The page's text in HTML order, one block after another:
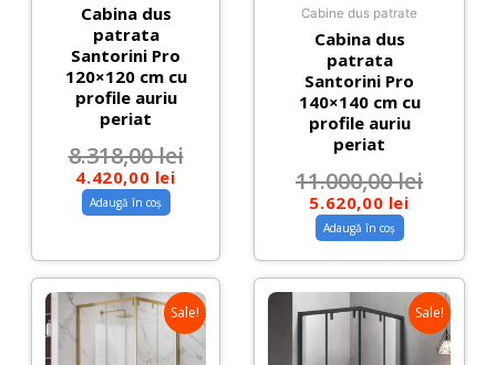
Cabina dus
patrata
Santorini Pro
120×120 cm cu
profile auriu
periat
8.318,00lei
4.420,00 lei
Adaugă în coș
Cabine dus patrate
Cabina dus
patrata
Santorini Pro
140×140 cm cu
profile auriu
periat
11.000,00lei
5.620,00 lei
Adaugă în coș
Sale! Sale!